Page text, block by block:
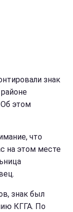
знак
Об этом
что
на этом месте
знак был
КГГА. По